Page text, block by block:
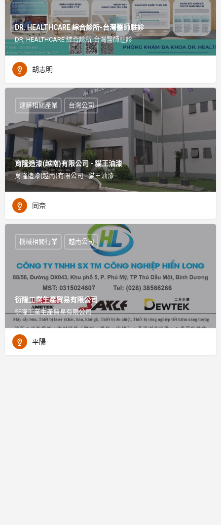
DR. HEALTHCARE 綜合診所-台灣醫師駐診
DR. HEALTHCARE 綜合診所-台灣醫師駐診
胡志明
育隆造漆(越南)有限公司 - 貓王油漆
育隆造漆(越南)有限公司 - 貓王油漆
建築相關產業 台灣公司
同奈
衍隆工業生產貿易有限公司
衍隆工業生產貿易有限公司
機械相關行業 越南公司
平陽